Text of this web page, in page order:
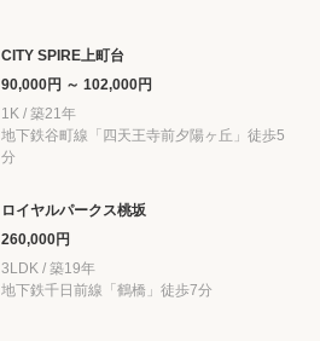
CITY SPIRE上町台
90,000円 ～ 102,000円
1K / 築21年
地下鉄谷町線「四天王寺前夕陽ヶ丘」徒歩5
分
ロイヤルパークス桃坂
260,000円
3LDK / 築19年
地下鉄千日前線「鶴橋」徒歩7分